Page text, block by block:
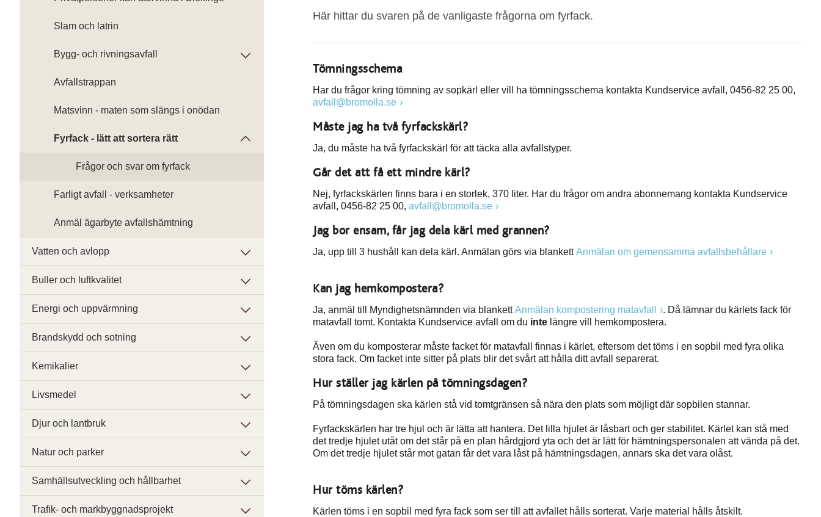
Här hittar du svaren på de vanligaste frågorna om fyrfack.
Tömningsschema
Har du frågor kring tömning av sopkärl eller vill ha tömningsschema kontakta Kundservice avfall, 0456-82 25 00,
avfall@bromolla.se
Måste jag ha två fyrfackskärl?
Ja, du måste ha två fyrfackskärl för att täcka alla avfallstyper.
Går det att få ett mindre kärl?
Nej, fyrfackskärlen finns bara i en storlek, 370 liter. Har du frågor om andra abonnemang kontakta Kundservice
avfall, 0456-82 25 00, avfall@bromolla.se
Jag bor ensam, får jag dela kärl med grannen?
Ja, upp till 3 hushåll kan dela kärl. Anmälan görs via blankettAnmälan om gemensamma avfallsbehållare
Kan jag hemkompostera?
Ja, anmäl till Myndighetsnämnden via blankettAnmälan kompostering matavfall
. Då lämnar du kärlets fack för
matavfall tomt. Kontakta Kundservice avfall om du inte längre vill hemkompostera.
Även om du komposterar måste facket för matavfall finnas i kärlet, eftersom det töms i en sopbil med fyra olika
stora fack. Om facket inte sitter på plats blir det svårt att hålla ditt avfall separerat.
Hur ställer jag kärlen på tömningsdagen?
På tömningsdagen ska kärlen stå vid tomtgränsen så nära den plats som möjligt där sopbilen stannar.
Fyrfackskärlen har tre hjul och är lätta att hantera. Det lilla hjulet är låsbart och ger stabilitet. Kärlet kan stå med
det tredje hjulet utåt om det står på en plan hårdgjord yta och det är lätt för hämtningspersonalen att vända på det.
Om det tredje hjulet står mot gatan får det vara låst på hämtningsdagen, annars ska det vara olåst.
Hur töms kärlen?
Kärlen töms i en sopbil med fyra fack som ser till att avfallet hålls sorterat. Varje material hålls åtskilt.
Slam och latrin
Bygg- och rivningsavfall
Avfallstrappan
Matsvinn - maten som slängs i onödan
Fyrfack - lätt att sortera rätt
Frågor och svar om fyrfack
Farligt avfall - verksamheter
Anmäl ägarbyte avfallshämtning
Vatten och avlopp
Buller och luftkvalitet
Energi och uppvärmning
Brandskydd och sotning
Kemikalier
Livsmedel
Djur och lantbruk
Natur och parker
Samhällsutveckling och hållbarhet
Trafik- och markbyggnadsprojekt